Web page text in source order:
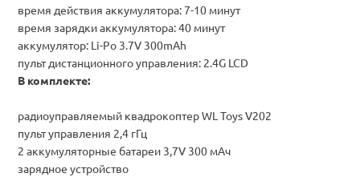
время действия аккумулятора: 7-10 минут
время зарядки аккумулятора: 40 минут
аккумулятор: Li-Po 3.7V 300mAh
пульт дистанционного управления: 2.4G LCD
В комплекте:
радиоуправляемый квадрокоптер WL Toys V202
пульт управления 2,4 гГц
2 аккумуляторные батареи 3,7V 300 мАч
зарядное устройство